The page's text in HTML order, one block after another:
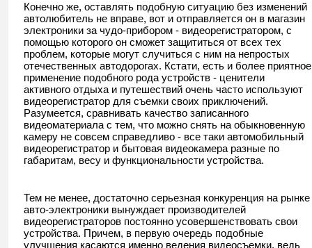
Конечно же, оставлять подобную ситуацию без изменений
автолюбитель не вправе, вот и отправляется он в магазин
электроники за чудо-прибором - видеорегистратором, с
помощью которого он сможет защититься от всех тех
проблем, которые могут случиться с ним на непростых
отечественных автодорогах. Кстати, есть и более приятное
применение подобного рода устройств - ценители
активного отдыха и путешествий очень часто используют
видеорегистратор для съемки своих приключений.
Разумеется, сравнивать качество записанного
видеоматериала с тем, что можно снять на обыкновенную
камеру не совсем справедливо - все таки автомобильный
видеорегистратор и бытовая видеокамера разные по
габаритам, весу и функциональности устройства.
Тем не менее, достаточно серьезная конкуренция на рынке
авто-электроники вынуждает производителей
видеорегистраторов постоянно усовершенствовать свои
устройства. Причем, в первую очередь подобные
улучшения касаются именно ведения видеосъемки, ведь